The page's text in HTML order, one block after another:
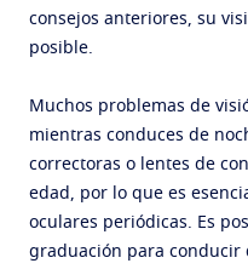
consejos anteriores, su
posible.
Muchos problemas de
mientras conduces de
correctoras o lentes de
edad, por lo que es
oculares periódicas. Es
graduación para conducir